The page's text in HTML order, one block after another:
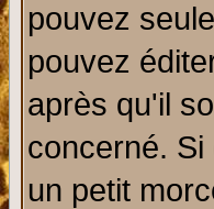
pouvez
pouvez
après qu'il
concerné.
un petit